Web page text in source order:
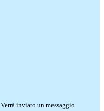
Verrà inviato un messaggio